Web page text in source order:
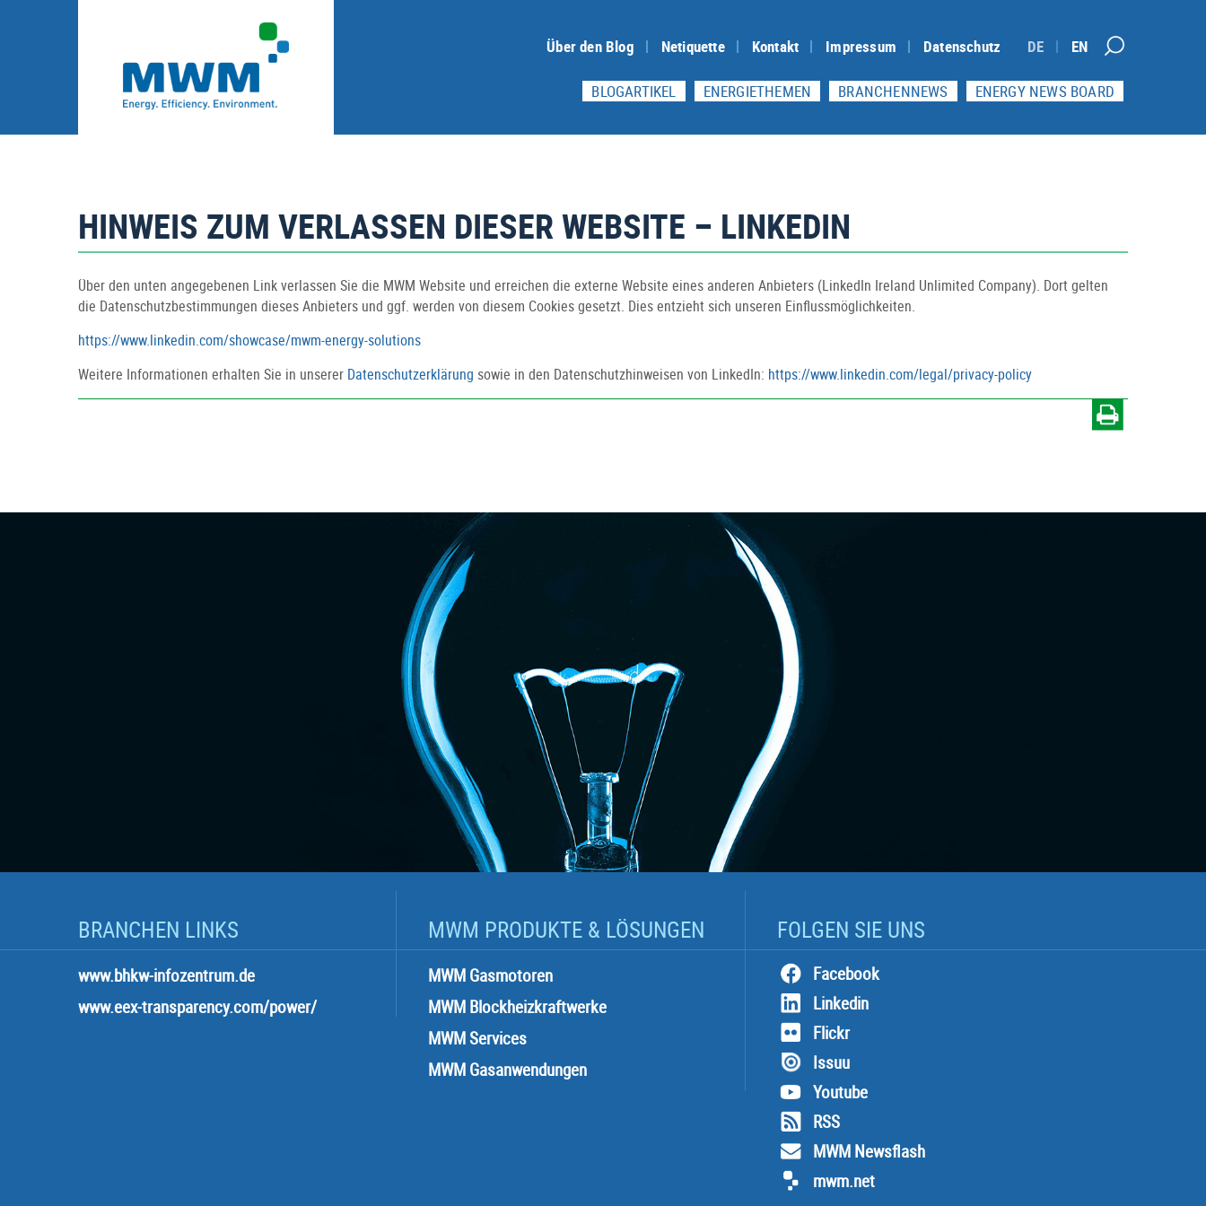
Über den Blog Netiquette Kontakt Impressum Datenschutz DE EN
BLOGARTIKEL ENERGIETHEMEN BRANCHENNEWS ENERGY NEWS BOARD
HINWEIS ZUM VERLASSEN DIESER WEBSITE – LINKEDIN
Über den unten angegebenen Link verlassen Sie die MWM Website und erreichen die externe Website eines anderen Anbieters (LinkedIn Ireland Unlimited Company). Dort gelten
die Datenschutzbestimmungen dieses Anbieters und ggf. werden von diesem Cookies gesetzt. Dies entzieht sich unseren Einflussmöglichkeiten.
https://www.linkedin.com/showcase/mwm-energy-solutions
Weitere Informationen erhalten Sie in unserer Datenschutzerklärung sowie in den Datenschutzhinweisen von LinkedIn: https://www.linkedin.com/legal/privacy-policy
BRANCHEN LINKS
www.bhkw-infozentrum.de
www.eex-transparency.com/power/
MWM PRODUKTE & LÖSUNGEN
MWM Gasmotoren
MWM Blockheizkraftwerke
MWM Services
MWM Gasanwendungen
FOLGEN SIE UNS
Facebook
Linkedin
Flickr
Issuu
Youtube
RSS
MWM Newsflash
mwm.net